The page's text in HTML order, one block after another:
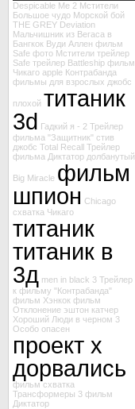
Despicable Me 2 Мстители
Большое чудо Морской бой
THE GREY Deviation
Мальчишник из Вегаса в
Бангкок Вуди Аллен фильм
Safe фото Мстители трейлер
Safe трейлер Battleship фильм
Чикаго apple Контрабанда
фильмы для взрослых джобс
плохой титаник
3d Гадкий я - 2 Трейлер
фильма "Защитник" стив
джобс Total Recall Трейлер
фильма Диктатор долбанутый
Big Miracle фильм
шпион Chicago
схватка Чикаго
титаник
титаник в
3д men in black 3 Трейлер
к фильму "Контрабанда"
фильм Хэнкок фильм
Отклонение эштон катчер
Хороший Люди в черном 3
Особо опасен
проект х
дорвались
фильм схватка
Трансформеры 3 фильм
Диктатор